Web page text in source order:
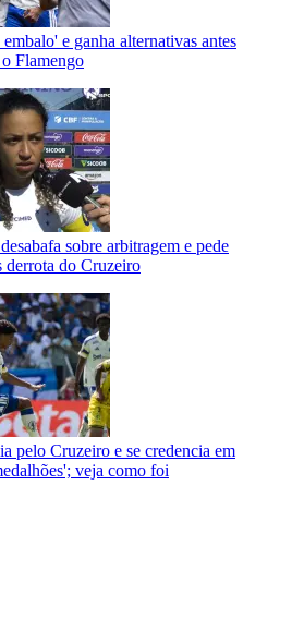
e ganha alternativas antes
Flamengo
sobre arbitragem e pede
derrota do Cruzeiro
pelo Cruzeiro e se credencia em
veja como foi